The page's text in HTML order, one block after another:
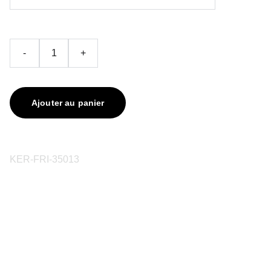
- +
Ajouter au panier
KER-FRI-35013